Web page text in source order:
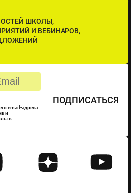
ШКОЛЫ,
И ВЕБИНАРОВ,
email-адреса
и
в
ПОДПИСАТЬСЯ